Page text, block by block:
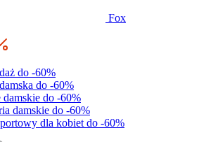
Fox
do -60%
do -60%
do -60%
damskie do -60%
dla kobiet do -60%